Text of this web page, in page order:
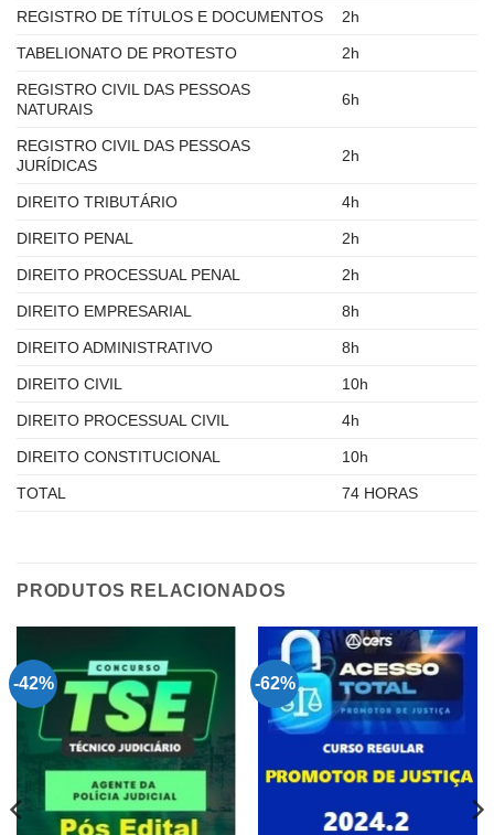
REGISTRO DE TÍTULOS E DOCUMENTOS 2h
TABELIONATO DE PROTESTO 2h
REGISTRO CIVIL DAS PESSOAS
NATURAIS
6h
REGISTRO CIVIL DAS PESSOAS
JURÍDICAS
2h
DIREITO TRIBUTÁRIO 4h
DIREITO PENAL 2h
DIREITO PROCESSUAL PENAL 2h
DIREITO EMPRESARIAL 8h
DIREITO ADMINISTRATIVO 8h
DIREITO CIVIL 10h
DIREITO PROCESSUAL CIVIL 4h
DIREITO CONSTITUCIONAL 10h
TOTAL 74 HORAS
PRODUTOS RELACIONADOS
-42% -62%